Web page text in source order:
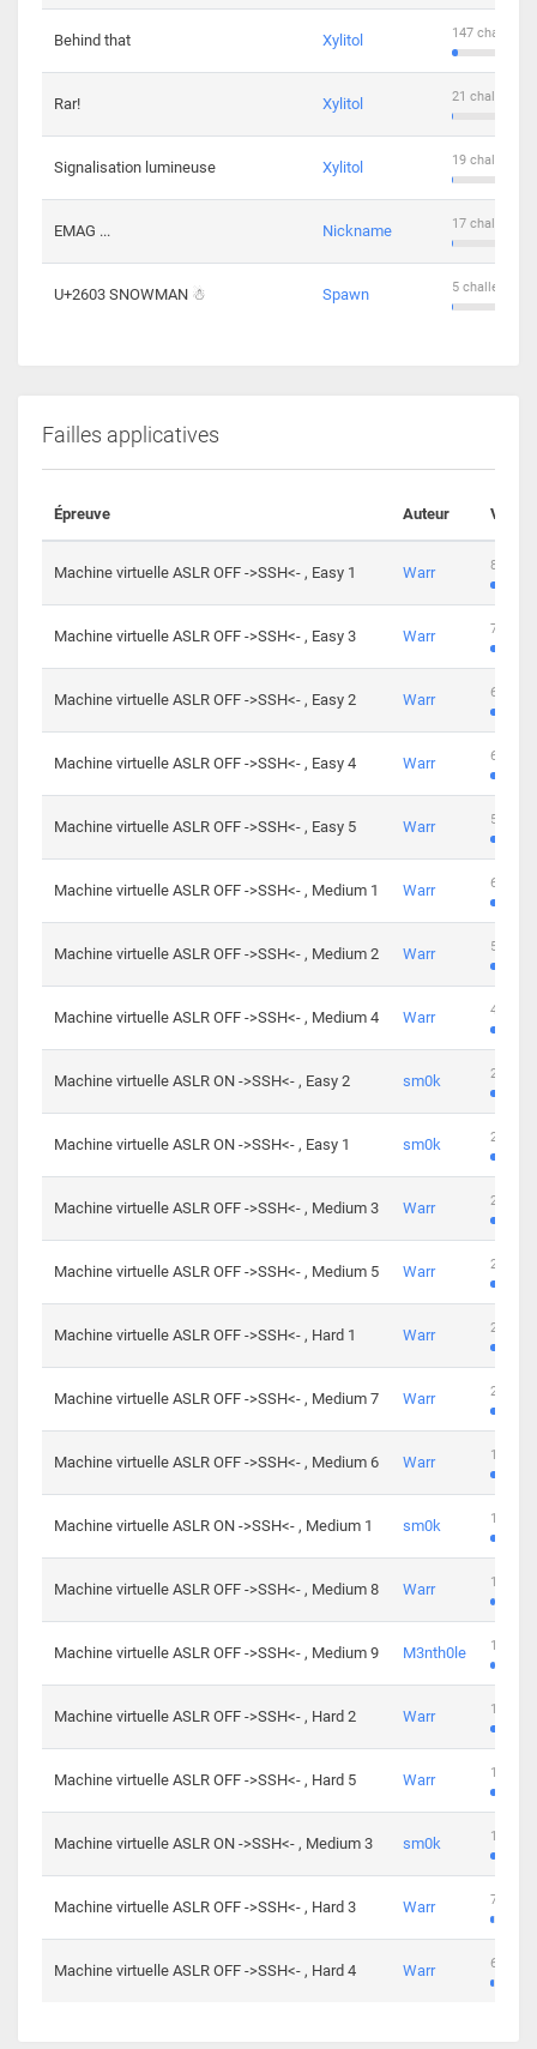
Behind that Xylitol 147
Rar! Xylitol 21
Signalisation lumineuse Xylitol 19
EMAG ... Nickname 17
U+2603 SNOWMAN ☃ Spawn 5 challengers
Failles applicatives
Épreuve Auteur
Machine virtuelle ASLR OFF ->SSH<- , Easy 1 Warr 801
Machine virtuelle ASLR OFF ->SSH<- , Easy 3 Warr 746
Machine virtuelle ASLR OFF ->SSH<- , Easy 2 Warr 681
Machine virtuelle ASLR OFF ->SSH<- , Easy 4 Warr 645
Machine virtuelle ASLR OFF ->SSH<- , Easy 5 Warr 561
Machine virtuelle ASLR OFF ->SSH<- , Medium 1 Warr 605
Machine virtuelle ASLR OFF ->SSH<- , Medium 2 Warr 509
Machine virtuelle ASLR OFF ->SSH<- , Medium 4 Warr 413
Machine virtuelle ASLR ON ->SSH<- , Easy 2 sm0k 247
Machine virtuelle ASLR ON ->SSH<- , Easy 1 sm0k 219
Machine virtuelle ASLR OFF ->SSH<- , Medium 3 Warr 280
Machine virtuelle ASLR OFF ->SSH<- , Medium 5 Warr 265
Machine virtuelle ASLR OFF ->SSH<- , Hard 1 Warr 224
Machine virtuelle ASLR OFF ->SSH<- , Medium 7 Warr 230
Machine virtuelle ASLR OFF ->SSH<- , Medium 6 Warr 168
Machine virtuelle ASLR ON ->SSH<- , Medium 1 sm0k 139
Machine virtuelle ASLR OFF ->SSH<- , Medium 8 Warr 112
Machine virtuelle ASLR OFF ->SSH<- , Medium 9 M3nth0le 100
Machine virtuelle ASLR OFF ->SSH<- , Hard 2 Warr 176
Machine virtuelle ASLR OFF ->SSH<- , Hard 5 Warr 115
Machine virtuelle ASLR ON ->SSH<- , Medium 3 sm0k 115
Machine virtuelle ASLR OFF ->SSH<- , Hard 3 Warr 76
Machine virtuelle ASLR OFF ->SSH<- , Hard 4 Warr 63